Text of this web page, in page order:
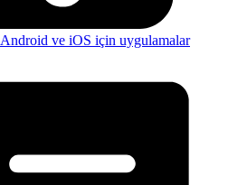
Android ve iOS için uygulamalar